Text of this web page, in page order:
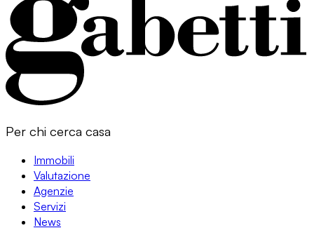
Per chi cerca casa
Immobili
Valutazione
Agenzie
Servizi
News